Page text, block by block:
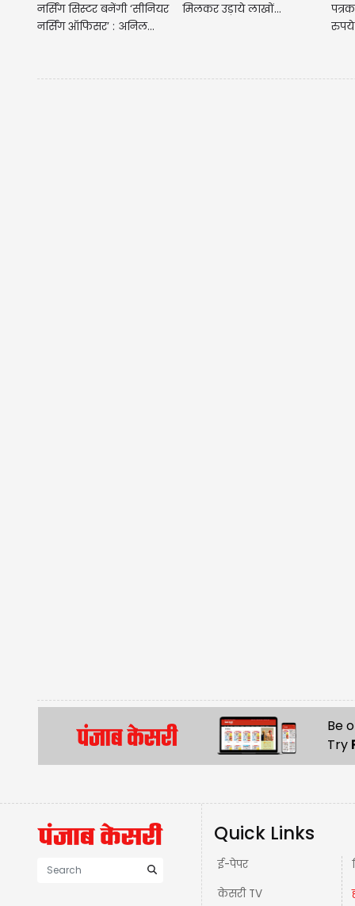
नर्सिंग सिस्टर बनेंगी ‘सीनियर
नर्सिंग ऑफिसर’ : अनिल...
मिलकर उड़ाये लाखों...
रुपये
Be
Try
Quick Links
ई-पेपर
केसरी TV